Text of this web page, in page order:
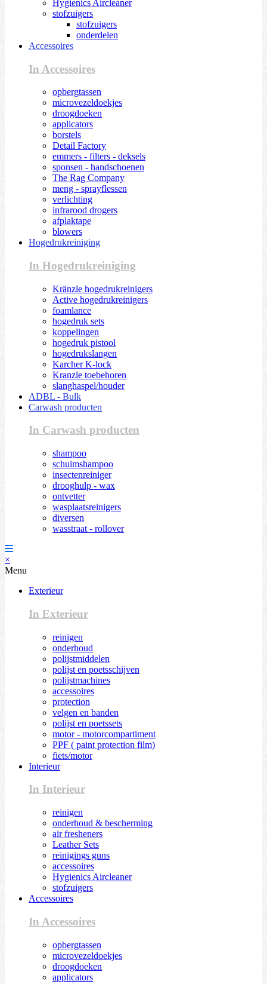
Hygienics Aircleaner
stofzuigers
stofzuigers
onderdelen
Accessoires
In Accessoires
opbergtassen
microvezeldoekjes
droogdoeken
applicators
borstels
Detail Factory
emmers - filters - deksels
sponsen - handschoenen
The Rag Company
meng - sprayflessen
verlichting
infrarood drogers
afplaktape
blowers
Hogedrukreiniging
In Hogedrukreiniging
Kränzle hogedrukreinigers
Active hogedrukreinigers
foamlance
hogedruk sets
koppelingen
hogedruk pistool
hogedrukslangen
Karcher K-lock
Kranzle toebehoren
slanghaspel/houder
ADBL - Bulk
Carwash producten
In Carwash producten
shampoo
schuimshampoo
insectenreiniger
drooghulp - wax
ontvetter
wasplaatsreinigers
diversen
wasstraat - rollover
×
Menu
Exterieur
In Exterieur
reinigen
onderhoud
polijstmiddelen
polijst en poetsschijven
polijstmachines
accessoires
protection
velgen en banden
polijst en poetssets
motor - motorcompartiment
PPF ( paint protection film)
fiets/motor
Interieur
In Interieur
reinigen
onderhoud & bescherming
air fresheners
Leather Sets
reinigings guns
accessoires
Hygienics Aircleaner
stofzuigers
Accessoires
In Accessoires
opbergtassen
microvezeldoekjes
droogdoeken
applicators